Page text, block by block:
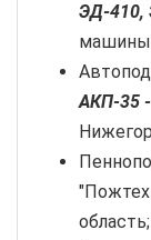
ЭД-410,
АКП-35 -
область;